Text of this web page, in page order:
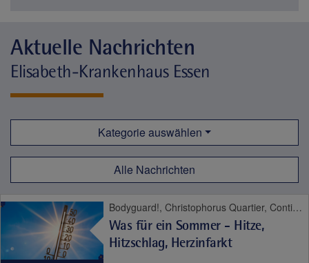
Aktuelle Nachrichten
Elisabeth-Krankenhaus Essen
Kategorie auswählen
Alle Nachrichten
Bodyguard!, Christophorus Quartier, Contilia Herz- und Gefäßzentrum, Contilia Institut für Psychosoziale Medizin, Contilia Klinik Management, Contilia Pflege und Betreuung, Contilia Zentrum für Arbeitsmedizin und Gesundheitsmanagement, Contilia Zentrum für Krankenhaushygiene, CTR Huttrop, Elisabeth-Krankenhaus Essen, Emmaus Quartier, Engelbertus Quartier, Fachklinik Kamillushaus Heidhausen, Franziskushaus, Franziskus Quartier, Geriatrie-Zentrum Haus Berge, Gesundheitspark Altenessen, Haus Berge, Haus Berge Quartier, Hildegardis Quartier, Katholisches Familienzentrum und Kindergarten Auf den Hufen, Kängurus - Ambulante Kinderkrankenpflege, Katholische Kliniken Ruhrhalbinsel, Kita St. Theresia, Laurentius Quartier, Maria Frieden Quartier, Martin Luther Quartier, MVZ Contilia GmbH, Philippusstift, Praxis am Grillo-Theater, Raphaelhaus, SPORTZ - Medizinisches Gerätetraining, Sportz Am Uhlenkrug, St. Andreas Quartier, St. Elisabeth-Krankenhaus Niederwenigern, St. Elisabeth Quartier, St. Josef-Krankenhaus Kupferdreh, St. Josef Quartier, St. Marien-Hospital Mülheim an der Ruhr, St. Marien Quartier, Stationäre Reha Sucht, Theaterpassage, Therapie und Reha Kupferdreh, Wohnanlage St. Anna-Stift
Was für ein Sommer - Hitze,
Hitzschlag, Herzinfarkt